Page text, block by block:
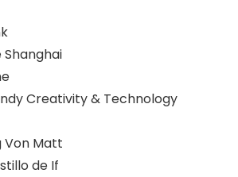
Shanghai
Creativity & Technology
Von Matt
de If